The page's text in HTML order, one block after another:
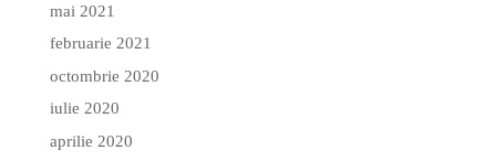
mai 2021
februarie 2021
octombrie 2020
iulie 2020
aprilie 2020